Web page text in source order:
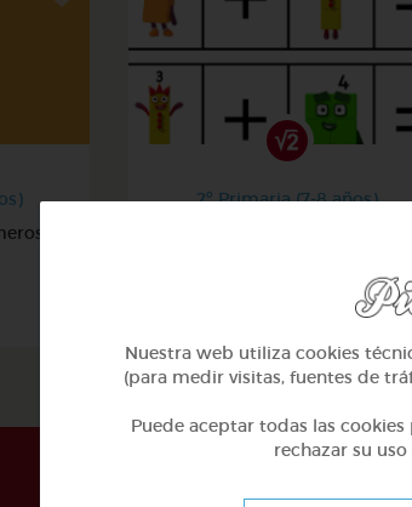
2º Primaria (7-8 años)
Nuestra web utiliza cookies
(para medir visitas, fuentes de
Puede aceptar todas las
rechazar su uso